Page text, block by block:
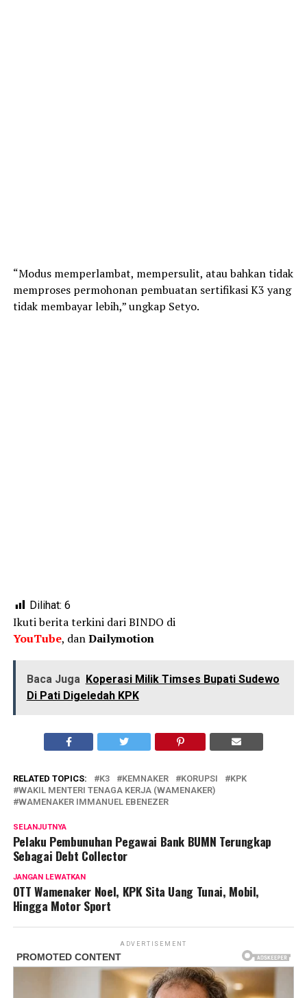
“Modus memperlambat, mempersulit, atau bahkan tidak
memproses permohonan pembuatan sertifikasi K3 yang
tidak membayar lebih,” ungkap Setyo.
Dilihat: 6
Ikuti berita terkini dari BINDO di
YouTube, danDailymotion
Baca Juga Koperasi Milik Timses Bupati Sudewo
Di Pati Digeledah KPK
RELATED TOPICS: K3 KEMNAKER KORUPSI
KPK
WAKIL MENTERI TENAGA KERJA (WAMENAKER)
WAMENAKER IMMANUEL EBENEZER
SELANJUTNYA
Pelaku Pembunuhan Pegawai Bank BUMN Terungkap
Sebagai Debt Collector
JANGAN LEWATKAN
OTT Wamenaker Noel, KPK Sita Uang Tunai, Mobil,
Hingga Motor Sport
ADVERTISEMENT